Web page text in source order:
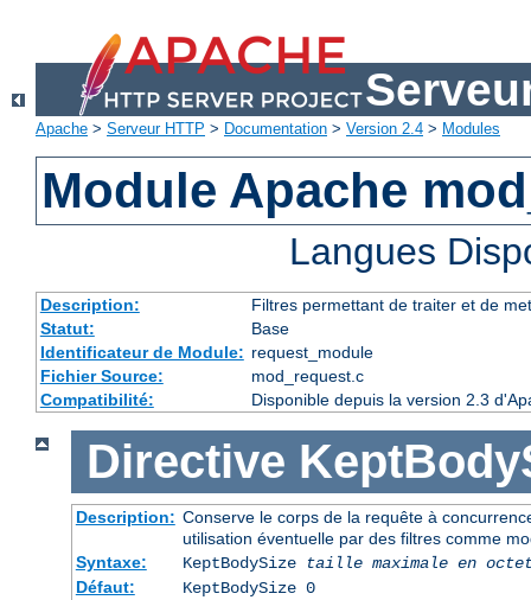
Apache > Serveur HTTP > Documentation > Version 2.4 > Modules
Module Apache
Langues
Description:
Filtres permettant de traiter et de
Statut:
Base
Identificateur de Module: request_module
Fichier Source:
mod_request.c
Compatibilité:
Disponible depuis la version 2.3
Directive
Description: Conserve le corps de la requête à
utilisation éventuelle par des filtres comme
Syntaxe:
KeptBodySize
taille maximale en
Défaut:
KeptBodySize 0